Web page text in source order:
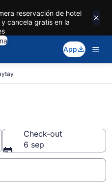
reservación de hotel
cancela gratis en la
App
Check-out
6 sep